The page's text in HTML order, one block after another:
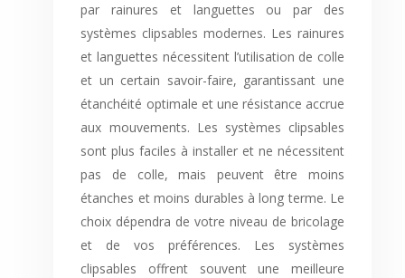
par rainures et languettes ou par des
systèmes clipsables modernes. Les rainures
et languettes nécessitent l’utilisation de colle
et un certain savoir-faire, garantissant une
étanchéité optimale et une résistance accrue
aux mouvements. Les systèmes clipsables
sont plus faciles à installer et ne nécessitent
pas de colle, mais peuvent être moins
étanches et moins durables à long terme. Le
choix dépendra de votre niveau de bricolage
et de vos préférences. Les systèmes
clipsables offrent souvent une meilleure